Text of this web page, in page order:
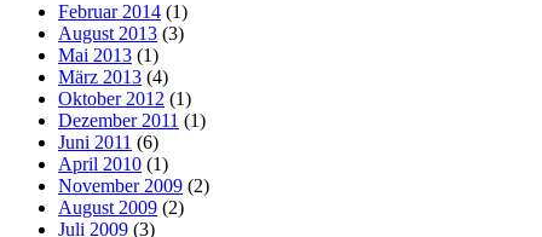
Februar 2014 (1)
August 2013 (3)
Mai 2013 (1)
März 2013 (4)
Oktober 2012 (1)
Dezember 2011 (1)
Juni 2011 (6)
April 2010 (1)
November 2009 (2)
August 2009 (2)
Juli 2009 (3)